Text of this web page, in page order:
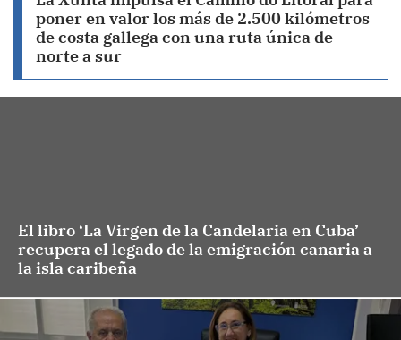
poner en valor los más de 2.500 kilómetros
de costa gallega con una ruta única de
norte a sur
El libro ‘La Virgen de la Candelaria en Cuba’
recupera el legado de la emigración canaria a
la isla caribeña